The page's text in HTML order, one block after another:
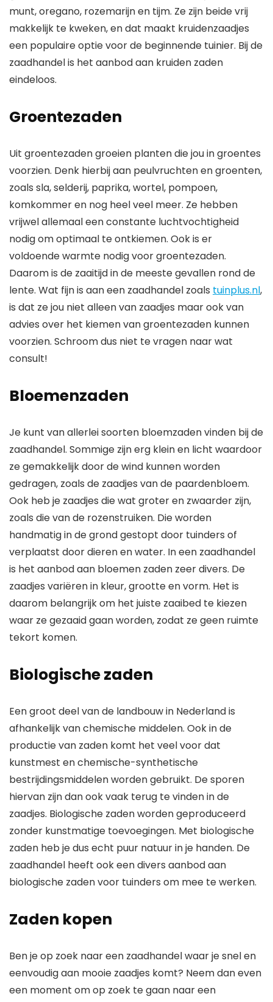
munt, oregano, rozemarijn en tijm. Ze zijn beide vrij
makkelijk te kweken, en dat maakt kruidenzaadjes
een populaire optie voor de beginnende tuinier. Bij de
zaadhandel is het aanbod aan kruiden zaden
eindeloos.
Groentezaden
Uit groentezaden groeien planten die jou in groentes
voorzien. Denk hierbij aan peulvruchten en groenten,
zoals sla, selderij, paprika, wortel, pompoen,
komkommer en nog heel veel meer. Ze hebben
vrijwel allemaal een constante luchtvochtigheid
nodig om optimaal te ontkiemen. Ook is er
voldoende warmte nodig voor groentezaden.
Daarom is de zaaitijd in de meeste gevallen rond de
lente. Wat fijn is aan een zaadhandel zoals tuinplus.nl,
is dat ze jou niet alleen van zaadjes maar ook van
advies over het kiemen van groentezaden kunnen
voorzien. Schroom dus niet te vragen naar wat
consult!
Bloemenzaden
Je kunt van allerlei soorten bloemzaden vinden bij de
zaadhandel. Sommige zijn erg klein en licht waardoor
ze gemakkelijk door de wind kunnen worden
gedragen, zoals de zaadjes van de paardenbloem.
Ook heb je zaadjes die wat groter en zwaarder zijn,
zoals die van de rozenstruiken. Die worden
handmatig in de grond gestopt door tuinders of
verplaatst door dieren en water. In een zaadhandel
is het aanbod aan bloemen zaden zeer divers. De
zaadjes variëren in kleur, grootte en vorm. Het is
daarom belangrijk om het juiste zaaibed te kiezen
waar ze gezaaid gaan worden, zodat ze geen ruimte
tekort komen.
Biologische zaden
Een groot deel van de landbouw in Nederland is
afhankelijk van chemische middelen. Ook in de
productie van zaden komt het veel voor dat
kunstmest en chemische-synthetische
bestrijdingsmiddelen worden gebruikt. De sporen
hiervan zijn dan ook vaak terug te vinden in de
zaadjes. Biologische zaden worden geproduceerd
zonder kunstmatige toevoegingen. Met biologische
zaden heb je dus echt puur natuur in je handen. De
zaadhandel heeft ook een divers aanbod aan
biologische zaden voor tuinders om mee te werken.
Zaden kopen
Ben je op zoek naar een zaadhandel waar je snel en
eenvoudig aan mooie zaadjes komt? Neem dan even
een moment om op zoek te gaan naar een